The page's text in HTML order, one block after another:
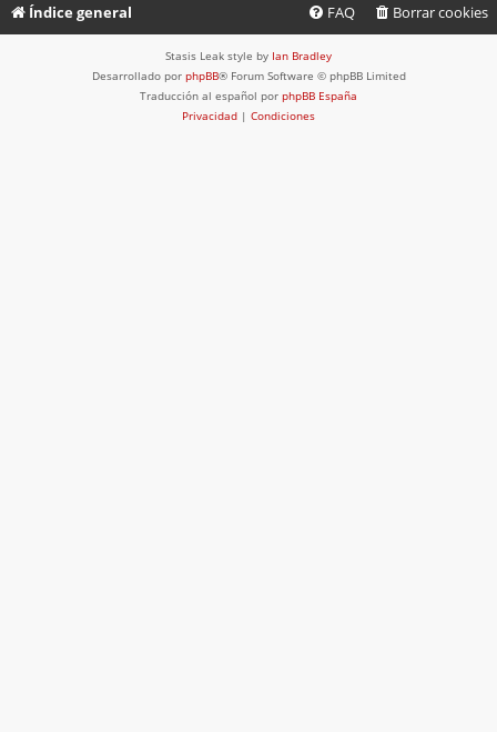
Índice general Borrar cookies
FAQ
Stasis Leak style by Ian Bradley
Desarrollado por phpBB® Forum Software © phpBB Limited
Traducción al español por phpBB España
Privacidad | Condiciones